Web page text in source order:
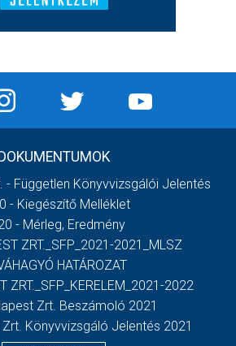
DOKUMENTUMOK
- Független Könyvvizsgálói Jelentés
- Kiegészítő Melléklet
- Mérleg, Eredmény
ZRT._SFP_2021-2021_MLSZ
HATÁROZAT
ZRT._SFP_KERELEM_2021-2022
Zrt. Beszámoló 2021
Könyvvizsgáló Jelentés 2021